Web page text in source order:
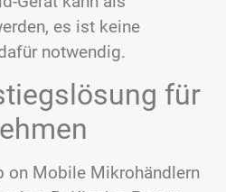
es ist keine
notwendig.
für
on Mobile Mikrohändlern